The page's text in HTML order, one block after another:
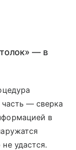
— в
— сверка
в
удастся.